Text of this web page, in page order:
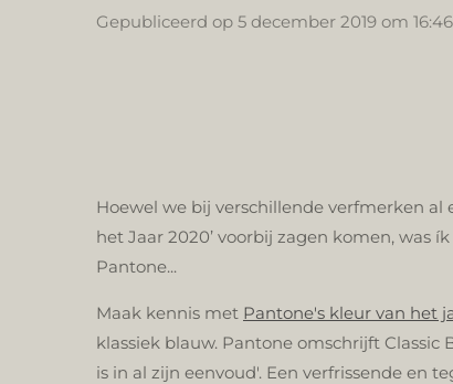
Gepubliceerd op 5 december 2019 om 16:46
Hoewel we bij verschillende verfmerken al
het Jaar 2020’ voorbij zagen komen, was
Pantone...
Maak kennis met Pantone's kleur van het
klassiek blauw. Pantone omschrijft
is in al zijn eenvoud'. Een verfrissende en